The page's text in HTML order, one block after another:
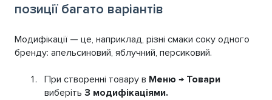
позиції багато варіантів
Модифікації — це, наприклад, різні смаки соку одного
бренду: апельсиновий, яблучний, персиковий.
При створенні товару в Меню → Товари
виберіть З модифікаціями.